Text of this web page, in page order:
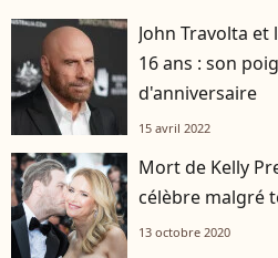
John Travolta et
16 ans : son
d'anniversaire
15 avril 2022
Mort de Kelly
célèbre malgré
13 octobre 2020